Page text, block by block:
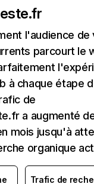
l'audience de
parcourt le
à chaque étape
de
a augmenté
mois jusqu'à
organique
Trafic de